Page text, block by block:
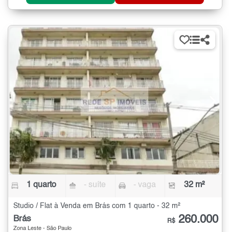
1 quarto - suíte - vaga 32 m²
Studio / Flat à Venda em Brás com 1 quarto - 32 m²
Brás
Zona Leste - São Paulo
R$ 260.000